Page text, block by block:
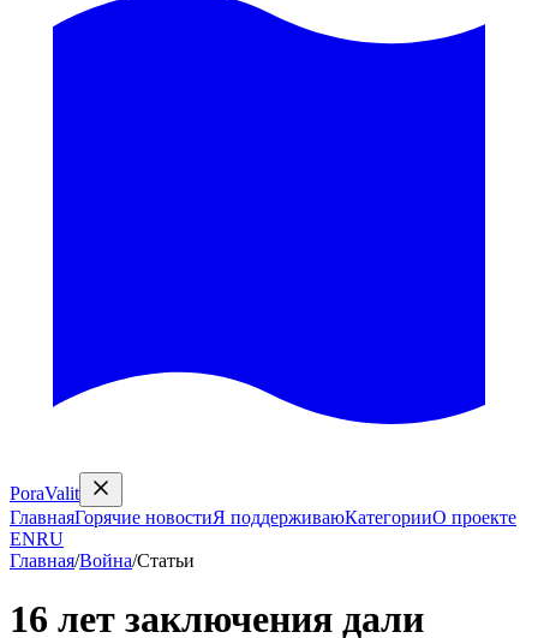
PoraValit
ГлавнаяГорячие новостиЯ поддерживаюКатегорииО проекте
ENRU
Главная/Война/Статьи
16 лет заключения дали